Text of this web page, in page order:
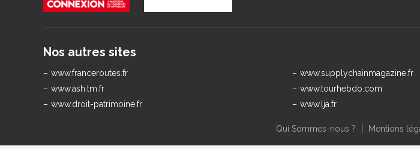
Nos autres sites
www.franceroutes.fr
www.supplychainmagazine.fr
www.ash.tm.fr
www.tourhebdo.com
www.droit-patrimoine.fr
www.lja.fr
Qui Sommes-nous ? Mentions